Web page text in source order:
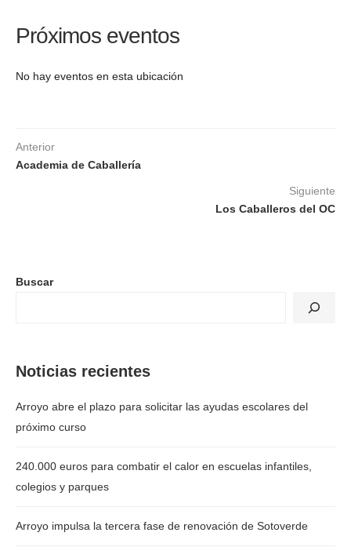
Próximos eventos
No hay eventos en esta ubicación
Anterior
Academia de Caballería
Siguiente
Los Caballeros del OC
Buscar
Noticias recientes
Arroyo abre el plazo para solicitar las ayudas escolares del
próximo curso
240.000 euros para combatir el calor en escuelas infantiles,
colegios y parques
Arroyo impulsa la tercera fase de renovación de Sotoverde